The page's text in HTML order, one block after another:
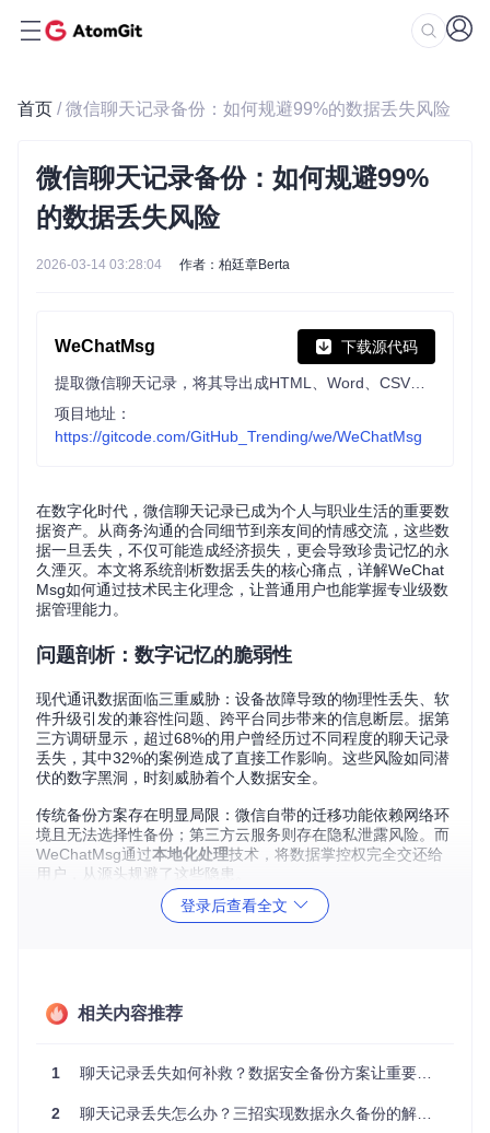
首页 / 微信聊天记录备份：如何规避99%的数据丢失风险
微信聊天记录备份：如何规避99%
的数据丢失风险
2026-03-14 03:28:04 作者：柏廷章Berta
WeChatMsg 下载源代码
项目地址：
https://gitcode.com/GitHub_Trending/we/WeChatMsg
在数字化时代，微信聊天记录已成为个人与职业生活的重要数
据资产。从商务沟通的合同细节到亲友间的情感交流，这些数
据一旦丢失，不仅可能造成经济损失，更会导致珍贵记忆的永
久湮灭。本文将系统剖析数据丢失的核心痛点，详解WeChat
Msg如何通过技术民主化理念，让普通用户也能掌握专业级数
据管理能力。
问题剖析：数字记忆的脆弱性
现代通讯数据面临三重威胁：设备故障导致的物理性丢失、软
件升级引发的兼容性问题、跨平台同步带来的信息断层。据第
三方调研显示，超过68%的用户曾经历过不同程度的聊天记录
丢失，其中32%的案例造成了直接工作影响。这些风险如同潜
伏的数字黑洞，时刻威胁着个人数据安全。
传统备份方案存在明显局限：微信自带的迁移功能依赖网络环
境且无法选择性备份；第三方云服务则存在隐私泄露风险。而
WeChatMsg通过本地化处理技术，将数据掌控权完全交还给
用户，从源头规避了这些隐患。
方案优势：技术民主化的实践典范
作：
提取到格式转换的全流程
多维度导出 ：支持HTML、Word、CSV等格式，满足归
档、编辑、分析等不同场景需求
登录后查看全文
相关内容推荐
1 聊天记录丢失如何补救？数据安全备份方案让重要对话永不消失
2 聊天记录丢失怎么办？三招实现数据永久备份的解决方案